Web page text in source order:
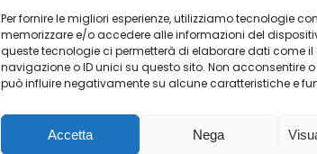
Per fornire le migliori esperienze, utilizziamo tecnologie
memorizzare e/o accedere alle informazioni del
queste tecnologie ci permetterà di elaborare dati come
navigazione o ID unici su questo sito. Non acconsentire
può influire negativamente su alcune caratteristiche e
Accetta Nega